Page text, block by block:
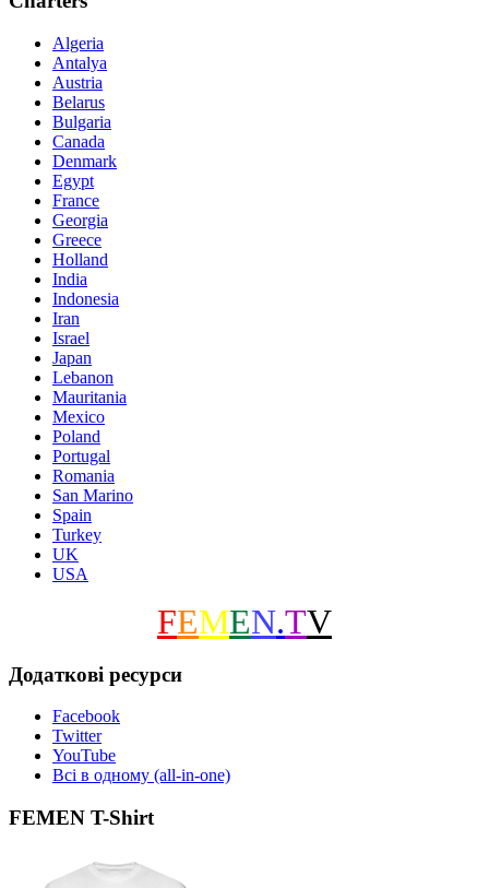
Algeria
Antalya
Austria
Belarus
Bulgaria
Canada
Denmark
Egypt
France
Georgia
Greece
Holland
India
Indonesia
Iran
Israel
Japan
Lebanon
Mauritania
Mexico
Poland
Portugal
Romania
San Marino
Spain
Turkey
UK
USA
FEMEN.TV
Додаткові ресурси
Facebook
Twitter
YouTube
Всі в одному (all-in-one)
FEMEN T-Shirt